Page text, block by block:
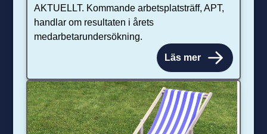
AKTUELLT. Kommande arbetsplatsträff, APT,
handlar om resultaten i årets
medarbetarundersökning.
Läs mer